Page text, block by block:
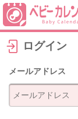
ログイン
メールアドレス